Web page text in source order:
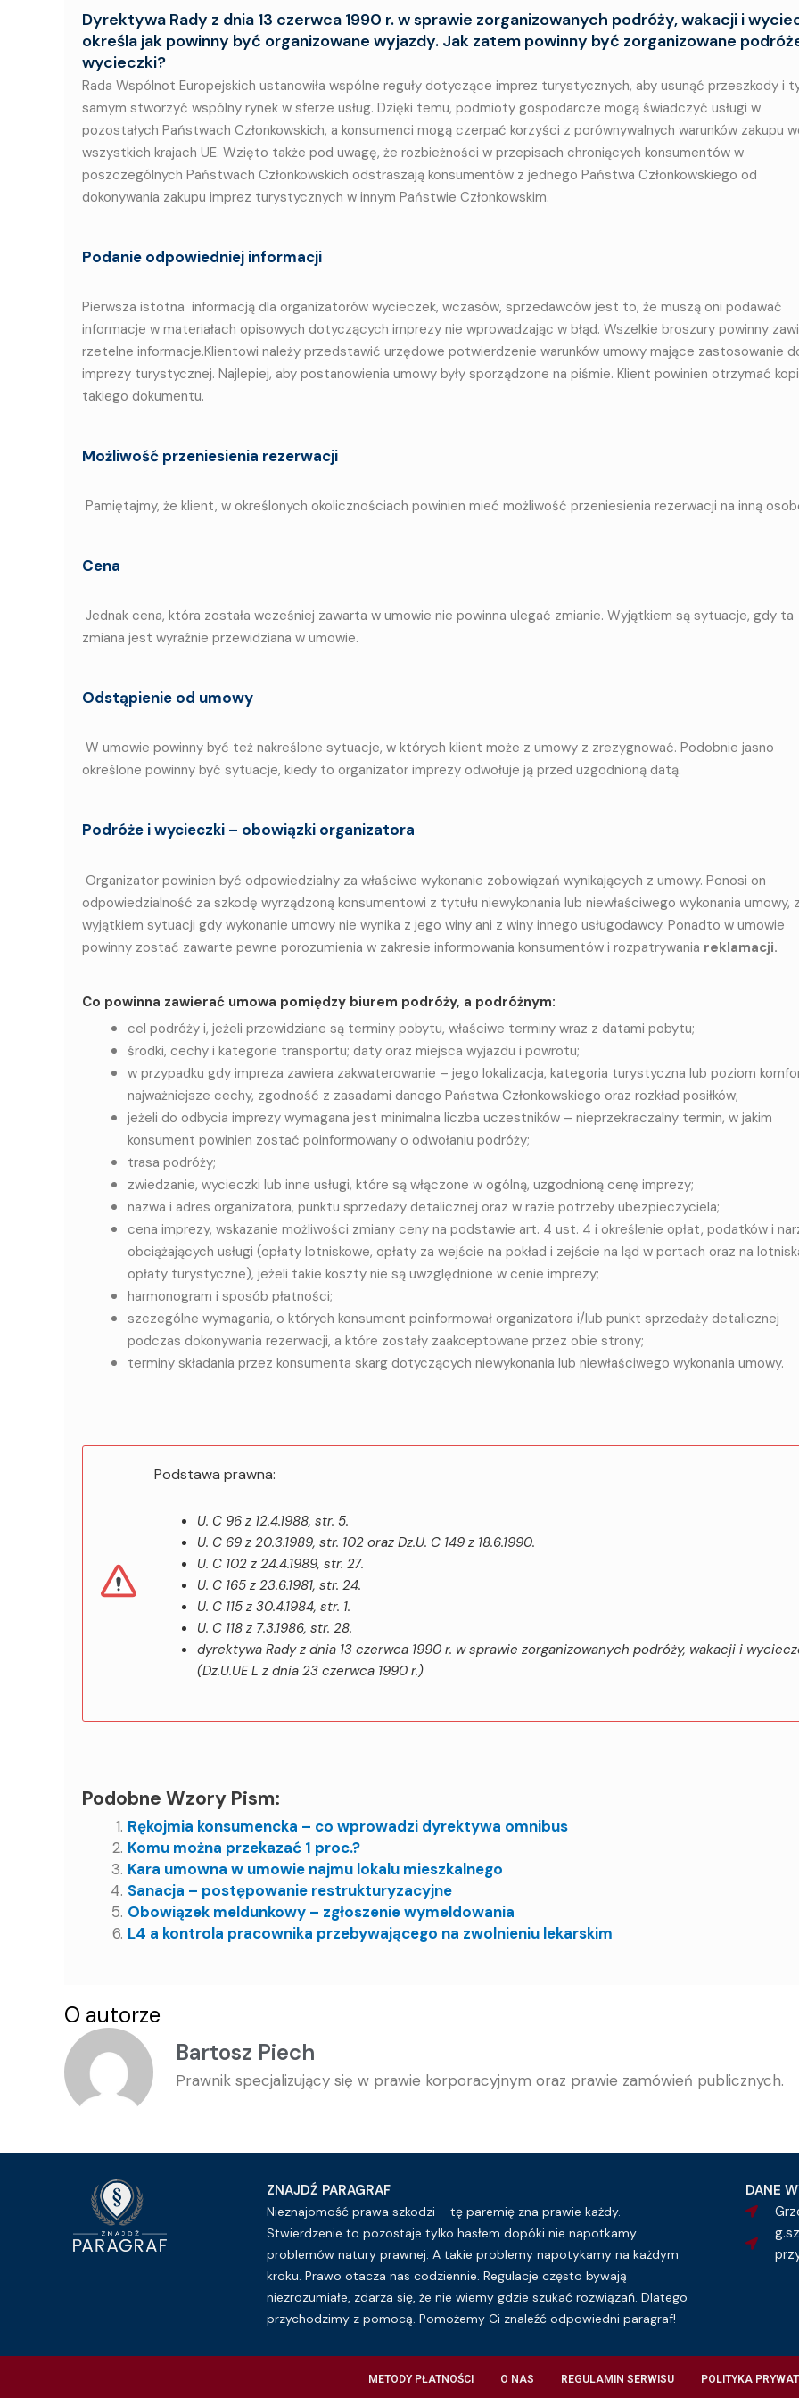
Dyrektywa Rady z dnia 13 czerwca 1990 r. w sprawie zorganizowanych podróży, wakacji i
określa jak powinny być organizowane wyjazdy. Jak zatem powinny być zorganizowane
wycieczki?
Rada Wspólnot Europejskich ustanowiła wspólne reguły dotyczące imprez turystycznych, aby usunąć przeszkody i
samym stworzyć wspólny rynek w sferze usług. Dzięki temu, podmioty gospodarcze mogą świadczyć usługi w
pozostałych Państwach Członkowskich, a konsumenci mogą czerpać korzyści z porównywalnych warunków zakupu
wszystkich krajach UE. Wzięto także pod uwagę, że rozbieżności w przepisach chroniących konsumentów w
poszczególnych Państwach Członkowskich odstraszają konsumentów z jednego Państwa Członkowskiego od
dokonywania zakupu imprez turystycznych w innym Państwie Członkowskim.
Podanie odpowiedniej informacji
Pierwsza istotna informacją dla organizatorów wycieczek, wczasów, sprzedawców jest to, że muszą oni podawać
informacje w materiałach opisowych dotyczących imprezy nie wprowadzając w błąd. Wszelkie broszury powinny
rzetelne informacje.Klientowi należy przedstawić urzędowe potwierdzenie warunków umowy mające zastosowanie
imprezy turystycznej. Najlepiej, aby postanowienia umowy były sporządzone na piśmie. Klient powinien otrzymać
takiego dokumentu.
Możliwość przeniesienia rezerwacji
Pamiętajmy, że klient, w określonych okolicznościach powinien mieć możliwość przeniesienia rezerwacji na inną
Cena
Jednak cena, która została wcześniej zawarta w umowie nie powinna ulegać zmianie. Wyjątkiem są sytuacje, gdy ta
zmiana jest wyraźnie przewidziana w umowie.
Odstąpienie od umowy
W umowie powinny być też nakreślone sytuacje, w których klient może z umowy z zrezygnować. Podobnie jasno
określone powinny być sytuacje, kiedy to organizator imprezy odwołuje ją przed uzgodnioną datą.
Podróże i wycieczki – obowiązki organizatora
Organizator powinien być odpowiedzialny za właściwe wykonanie zobowiązań wynikających z umowy. Ponosi on
odpowiedzialność za szkodę wyrządzoną konsumentowi z tytułu niewykonania lub niewłaściwego wykonania umowy,
wyjątkiem sytuacji gdy wykonanie umowy nie wynika z jego winy ani z winy innego usługodawcy. Ponadto w umowie
powinny zostać zawarte pewne porozumienia w zakresie informowania konsumentów i rozpatrywania reklamacji.
Co powinna zawierać umowa pomiędzy biurem podróży, a podróżnym:
cel podróży i, jeżeli przewidziane są terminy pobytu, właściwe terminy wraz z datami pobytu;
środki, cechy i kategorie transportu; daty oraz miejsca wyjazdu i powrotu;
w przypadku gdy impreza zawiera zakwaterowanie – jego lokalizacja, kategoria turystyczna lub poziom
najważniejsze cechy, zgodność z zasadami danego Państwa Członkowskiego oraz rozkład posiłków;
jeżeli do odbycia imprezy wymagana jest minimalna liczba uczestników – nieprzekraczalny termin, w jakim
konsument powinien zostać poinformowany o odwołaniu podróży;
trasa podróży;
zwiedzanie, wycieczki lub inne usługi, które są włączone w ogólną, uzgodnioną cenę imprezy;
nazwa i adres organizatora, punktu sprzedaży detalicznej oraz w razie potrzeby ubezpieczyciela;
cena imprezy, wskazanie możliwości zmiany ceny na podstawie art. 4 ust. 4 i określenie opłat, podatków i
obciążających usługi (opłaty lotniskowe, opłaty za wejście na pokład i zejście na ląd w portach oraz na
opłaty turystyczne), jeżeli takie koszty nie są uwzględnione w cenie imprezy;
harmonogram i sposób płatności;
szczególne wymagania, o których konsument poinformował organizatora i/lub punkt sprzedaży detalicznej
podczas dokonywania rezerwacji, a które zostały zaakceptowane przez obie strony;
terminy składania przez konsumenta skarg dotyczących niewykonania lub niewłaściwego wykonania umowy.
Podstawa prawna:
U. C 96 z 12.4.1988, str. 5.
U. C 69 z 20.3.1989, str. 102 oraz Dz.U. C 149 z 18.6.1990.
U. C 102 z 24.4.1989, str. 27.
U. C 165 z 23.6.1981, str. 24.
U. C 115 z 30.4.1984, str. 1.
U. C 118 z 7.3.1986, str. 28.
dyrektywa Rady z dnia 13 czerwca 1990 r. w sprawie zorganizowanych podróży, wakacji i
(Dz.U.UE L z dnia 23 czerwca 1990 r.)
Podobne Wzory Pism:
Rękojmia konsumencka – co wprowadzi dyrektywa omnibus
Komu można przekazać 1 proc.?
Kara umowna w umowie najmu lokalu mieszkalnego
Sanacja – postępowanie restrukturyzacyjne
Obowiązek meldunkowy – zgłoszenie wymeldowania
L4 a kontrola pracownika przebywającego na zwolnieniu lekarskim
O autorze
Bartosz Piech
Prawnik specjalizujący się w prawie korporacyjnym oraz prawie zamówień publicznych.
ZNAJDŹ PARAGRAF
Nieznajomość prawa szkodzi – tę paremię zna prawie każdy.
Stwierdzenie to pozostaje tylko hasłem dopóki nie napotkamy
problemów natury prawnej. A takie problemy napotykamy na każdym
kroku. Prawo otacza nas codziennie. Regulacje często bywają
niezrozumiałe, zdarza się, że nie wiemy gdzie szukać rozwiązań. Dlatego
przychodzimy z pomocą. Pomożemy Ci znaleźć odpowiedni paragraf!
DANE
METODY PŁATNOŚCI O NAS REGULAMIN SERWISU POLITYKA